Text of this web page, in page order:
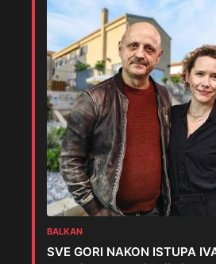
BALKAN
SVE GORI NAKON ISTUPA